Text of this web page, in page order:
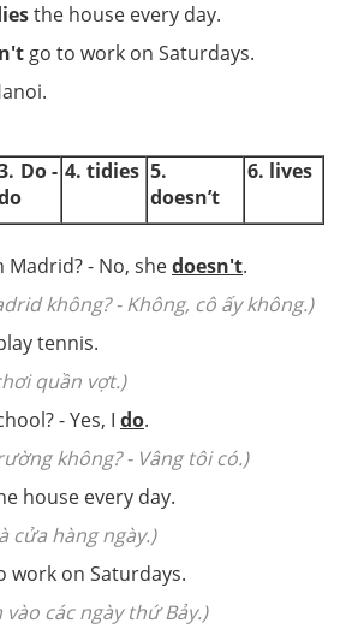
the house every day.
go to work on Saturdays.
Do - 4. tidies 5.
doesn’t
6. lives
Madrid? - No, shedoesn't.
không? - Không, cô ấy không.)
tennis.
quần vợt.)
- Yes, I do.
không? - Vâng tôi có.)
house every day.
cửa hàng ngày.)
work on Saturdays.
các ngày thứ Bảy.)